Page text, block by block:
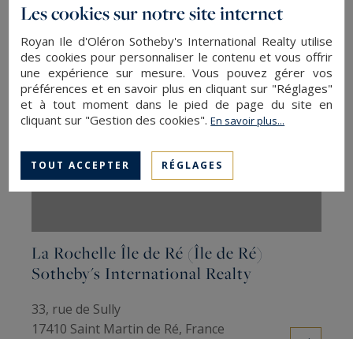
17000 La Rochelle, France
La Rochelle Île de Ré (Île de Ré)
Sotheby's International Realty
33, rue de Sully
17410 Saint Martin de Ré, France
Les cookies sur notre site internet
Royan Ile d'Oléron Sotheby's International Realty utilise
des cookies pour personnaliser le contenu et vous offrir
une expérience sur mesure. Vous pouvez gérer vos
préférences et en savoir plus en cliquant sur "Réglages"
et à tout moment dans le pied de page du site en
cliquant sur "Gestion des cookies".En savoir plus...
TOUT ACCEPTER RÉGLAGES